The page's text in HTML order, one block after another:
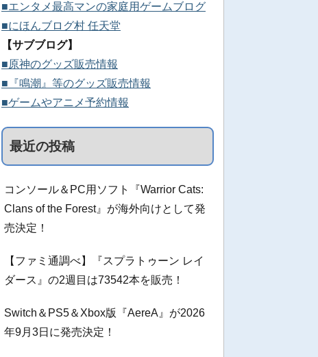
■エンタメ最高マンの家庭用ゲームブログ
■にほんブログ村 任天堂
【サブブログ】
■原神のグッズ販売情報
■『鳴潮』等のグッズ販売情報
■ゲームやアニメ予約情報
最近の投稿
コンソール＆PC用ソフト『Warrior Cats:
Clans of the Forest』が海外向けとして発
売決定！
【ファミ通調べ】『スプラトゥーン レイ
ダース』の2週目は73542本を販売！
Switch＆PS5＆Xbox版『AereA』が2026
年9月3日に発売決定！